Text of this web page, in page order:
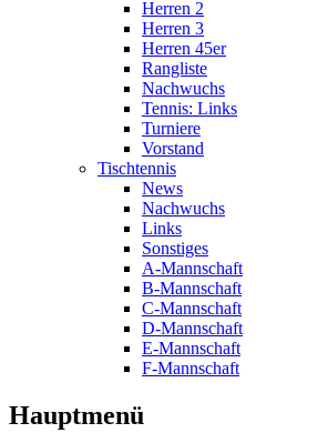
Herren 2
Herren 3
Herren 45er
Rangliste
Nachwuchs
Tennis: Links
Turniere
Vorstand
Tischtennis
News
Nachwuchs
Links
Sonstiges
A-Mannschaft
B-Mannschaft
C-Mannschaft
D-Mannschaft
E-Mannschaft
F-Mannschaft
Hauptmenü